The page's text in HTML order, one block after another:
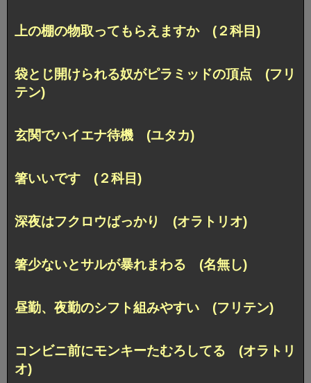
上の棚の物取ってもらえますか (２科目)
袋とじ開けられる奴がピラミッドの頂点 (フリ
テン)
玄関でハイエナ待機 (ユタカ)
箸いいです (２科目)
深夜はフクロウばっかり (オラトリオ)
箸少ないとサルが暴れまわる (名無し)
昼勤、夜勤のシフト組みやすい (フリテン)
コンビニ前にモンキーたむろしてる (オラトリ
オ)